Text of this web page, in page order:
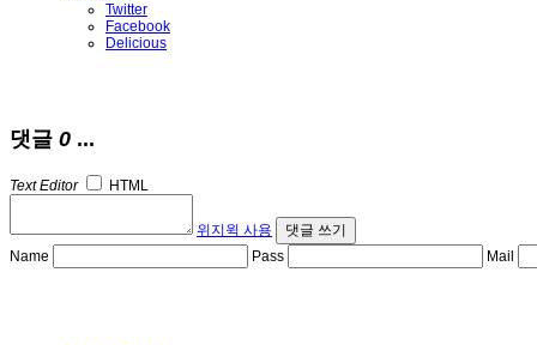
Twitter
Facebook
Delicious
댓글 0 ...
Text Editor HTML
위지윅 사용
댓글 쓰기
Name
Pass Mail